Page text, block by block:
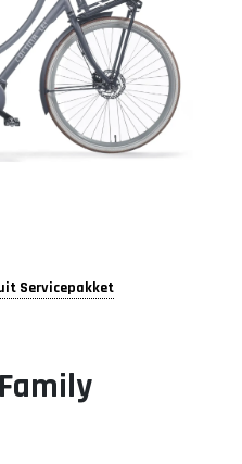
Servicepakket